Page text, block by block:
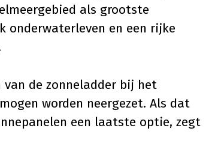
als grootste
onderwaterleven en een rijke
van de zonneladder bij het
worden neergezet. Als dat
een laatste optie, zegt